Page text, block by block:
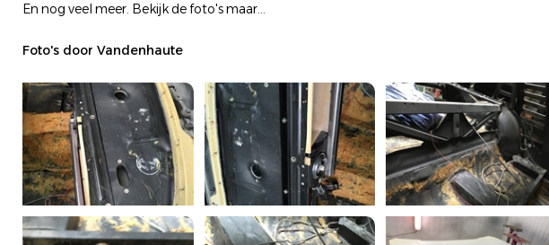
En nog veel meer. Bekijk de foto's maar...
Foto's door Vandenhaute